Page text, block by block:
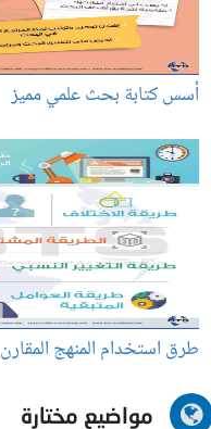
أسس كتابة بحث علمي مميز
طرق استخدام المنهج المقارن
مواضيع مختارة